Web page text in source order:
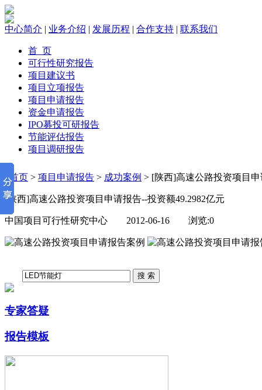
中心简介 | 业务介绍 | 发展历程 | 合作支持 | 联系我们
首 页
可行性研究报告
项目建议书
项目立项报告
项目申请报告
资金申请报告
IPO募投可研报告
节能评估报告
项目调研报告
首页 > 项目申请报告 > 成功案例 > [陕西]高速公路投资项目
[陕西]高速公路投资项目申请报告--投资额49.2982亿元
中国项目可行性研究中心 2012-06-16 浏览:0
专家答疑
报告模板